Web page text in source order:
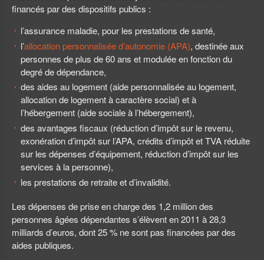
financés par des dispositifs publics :
l’assurance maladie, pour les prestations de santé,
l’allocation personnalisée d’autonomie (APA), destinée aux
personnes de plus de 60 ans et modulée en fonction du
degré de dépendance,
des aides au logement (aide personnalisée au logement,
allocation de logement à caractère social) et à
l’hébergement (aide sociale à l’hébergement),
des avantages fiscaux (réduction d’impôt sur le revenu,
exonération d’impôt sur l’APA, crédits d’impôt et TVA réduite
sur les dépenses d’équipement, réduction d’impôt sur les
services à la personne),
les prestations de retraite et d’invalidité.
Les dépenses de prise en charge des 1,2 million des
personnes âgées dépendantes s’élèvent en 2011 à 28,3
milliards d’euros, dont 25 % ne sont pas financées par des
aides publiques.